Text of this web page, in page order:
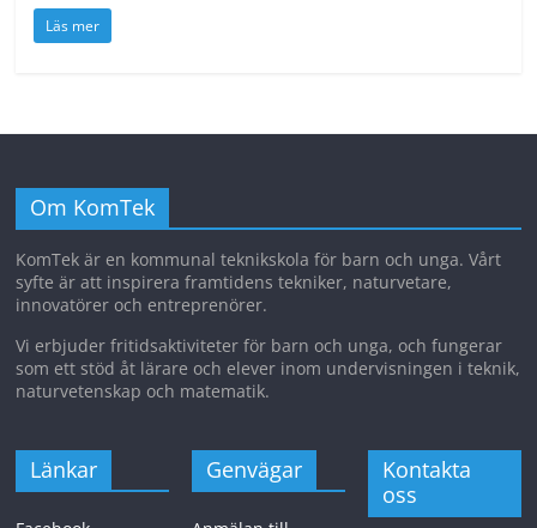
Läs mer
Om KomTek
KomTek är en kommunal teknikskola för barn och unga. Vårt
syfte är att inspirera framtidens tekniker, naturvetare,
innovatörer och entreprenörer.
Vi erbjuder fritidsaktiviteter för barn och unga, och fungerar
som ett stöd åt lärare och elever inom undervisningen i teknik,
naturvetenskap och matematik.
Länkar Genvägar
Kontakta
oss